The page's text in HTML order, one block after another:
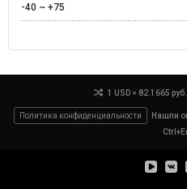
-40 ~ +75
1 USD = 82.1665
Политика конфиденциальности
Нашли